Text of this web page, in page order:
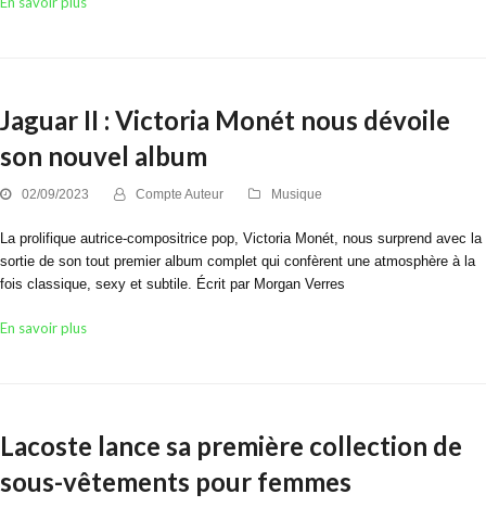
Jaguar II : Victoria Monét nous dévoile
son nouvel album
02/09/2023 Compte Auteur Musique
La prolifique autrice-compositrice pop, Victoria Monét, nous surprend avec la
sortie de son tout premier album complet qui confèrent une atmosphère à la
fois classique, sexy et subtile. Écrit par Morgan Verres
En savoir plus
Lacoste lance sa première collection de
sous-vêtements pour femmes